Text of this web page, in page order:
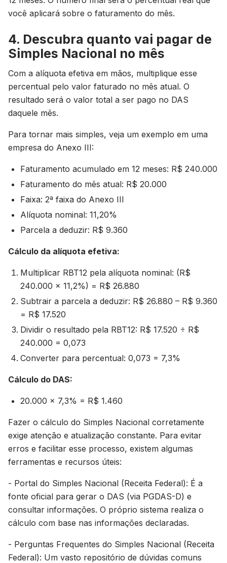
você aplicará sobre o faturamento do mês.
4. Descubra quanto vai pagar de
Simples Nacional no mês
Com a alíquota efetiva em mãos, multiplique esse
percentual pelo valor faturado no mês atual. O
resultado será o valor total a ser pago no DAS
daquele mês.
Para tornar mais simples, veja um exemplo em uma
empresa do Anexo III:
Faturamento acumulado em 12 meses: R$ 240.000
Faturamento do mês atual: R$ 20.000
Faixa: 2ª faixa do Anexo III
Alíquota nominal: 11,20%
Parcela a deduzir: R$ 9.360
Cálculo da alíquota efetiva:
Multiplicar RBT12 pela alíquota nominal: (R$
240.000 × 11,2%) = R$ 26.880
Subtrair a parcela a deduzir: R$ 26.880 – R$ 9.360
= R$ 17.520
Dividir o resultado pela RBT12: R$ 17.520 ÷ R$
240.000 = 0,073
Converter para percentual: 0,073 = 7,3%
Cálculo do DAS:
20.000 × 7,3% = R$ 1.460
Fazer o cálculo do Simples Nacional corretamente
exige atenção e atualização constante. Para evitar
erros e facilitar esse processo, existem algumas
ferramentas e recursos úteis:
- Portal do Simples Nacional (Receita Federal): É a
fonte oficial para gerar o DAS (via PGDAS-D) e
consultar informações. O próprio sistema realiza o
cálculo com base nas informações declaradas.
- Perguntas Frequentes do Simples Nacional (Receita
Federal): Um vasto repositório de dúvidas comuns